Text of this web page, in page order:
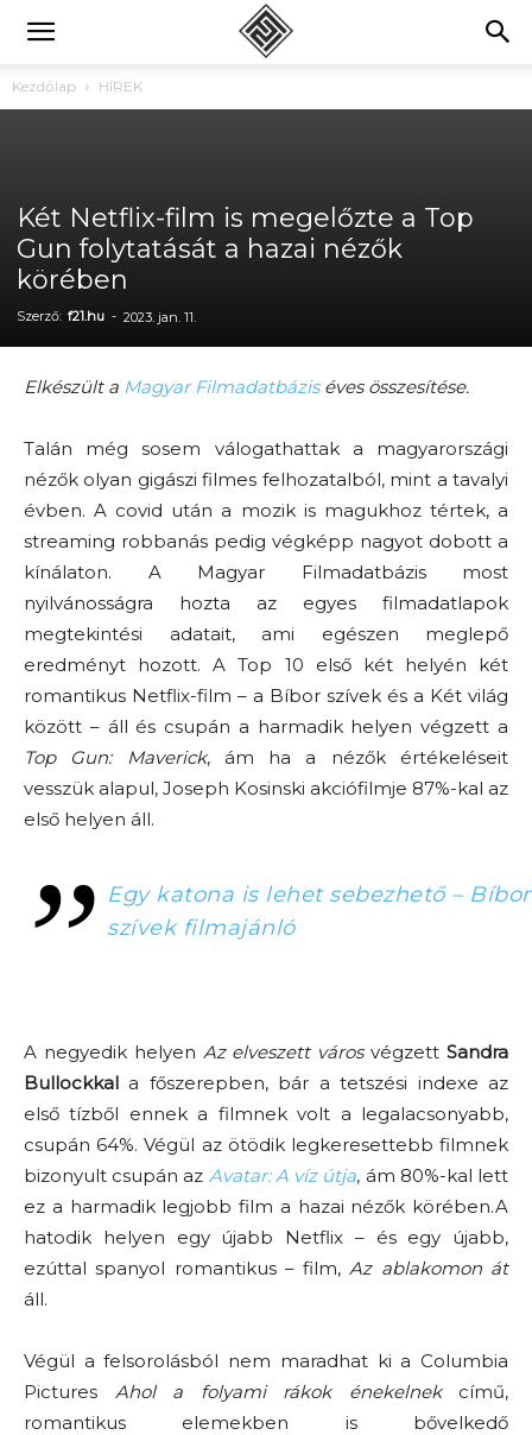
Kezdőlap HÍREK
Két Netflix-film is megelőzte a Top
Gun folytatását a hazai nézők
körében
Szerző: f21.hu - 2023. jan. 11.
Elkészült a Magyar Filmadatbáziséves összesítése.
Talán még sosem válogathattak a magyarországi
nézők olyan gigászi filmes felhozatalból, mint a tavalyi
évben. A covid után a mozik is magukhoz tértek, a
streaming robbanás pedig végképp nagyot dobott a
kínálaton. A Magyar Filmadatbázis most
nyilvánosságra hozta az egyes filmadatlapok
megtekintési adatait, ami egészen meglepő
eredményt hozott. A Top 10 első két helyén két
romantikus Netflix-film – a Bíbor szívek és a Két világ
között – áll és csupán a harmadik helyen végzett a
Top Gun: Maverick, ám ha a nézők értékeléseit
vesszük alapul, Joseph Kosinski akciófilmje 87%-kal az
első helyen áll.
Egy katona is lehet sebezhető – Bíbor
szívek filmajánló
A negyedik helyen Az elveszett városvégzettSandra
Bullockkal a főszerepben, bár a tetszési indexe az
első tízből ennek a filmnek volt a legalacsonyabb,
csupán 64%. Végül az ötödik legkeresettebb filmnek
bizonyult csupán az Avatar: A víz útja, ám 80%-kal lett
ez a harmadik legjobb film a hazai nézők körében.A
hatodik helyen egy újabb Netflix – és egy újabb,
ezúttal spanyol romantikus – film,Az ablakomon át
áll.
Végül a felsorolásból nem maradhat ki a Columbia
Pictures Ahol a folyami rákok énekelnekcímű,
romantikus elemekben is bővelkedő